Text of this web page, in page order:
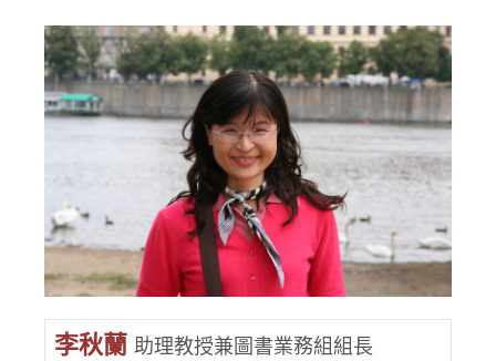
李秋蘭 助理教授兼圖書業務組組長